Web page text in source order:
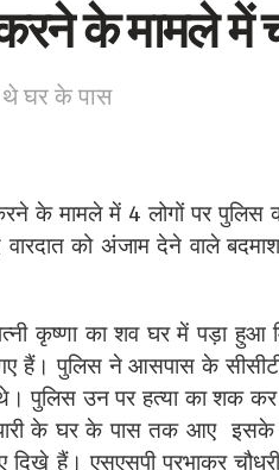
करने के मामले में
थे घर के पास
के मामले में 4 लोगों पर
को अंजाम देने वाले बदमाश
कृष्णा का शव घर में पड़ा हुआ
हैं। पुलिस ने आसपास के
पुलिस उन पर हत्या का शक
के घर के पास तक आए
दिखे हैं। एसएसपी प्रभाकर